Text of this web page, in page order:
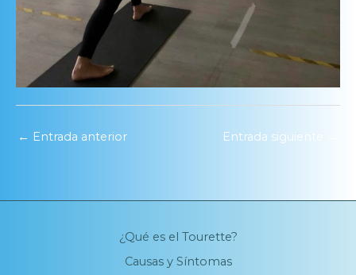
← Entrada anterior Entrada siguiente
¿Qué es el Tourette?
Causas y Síntomas